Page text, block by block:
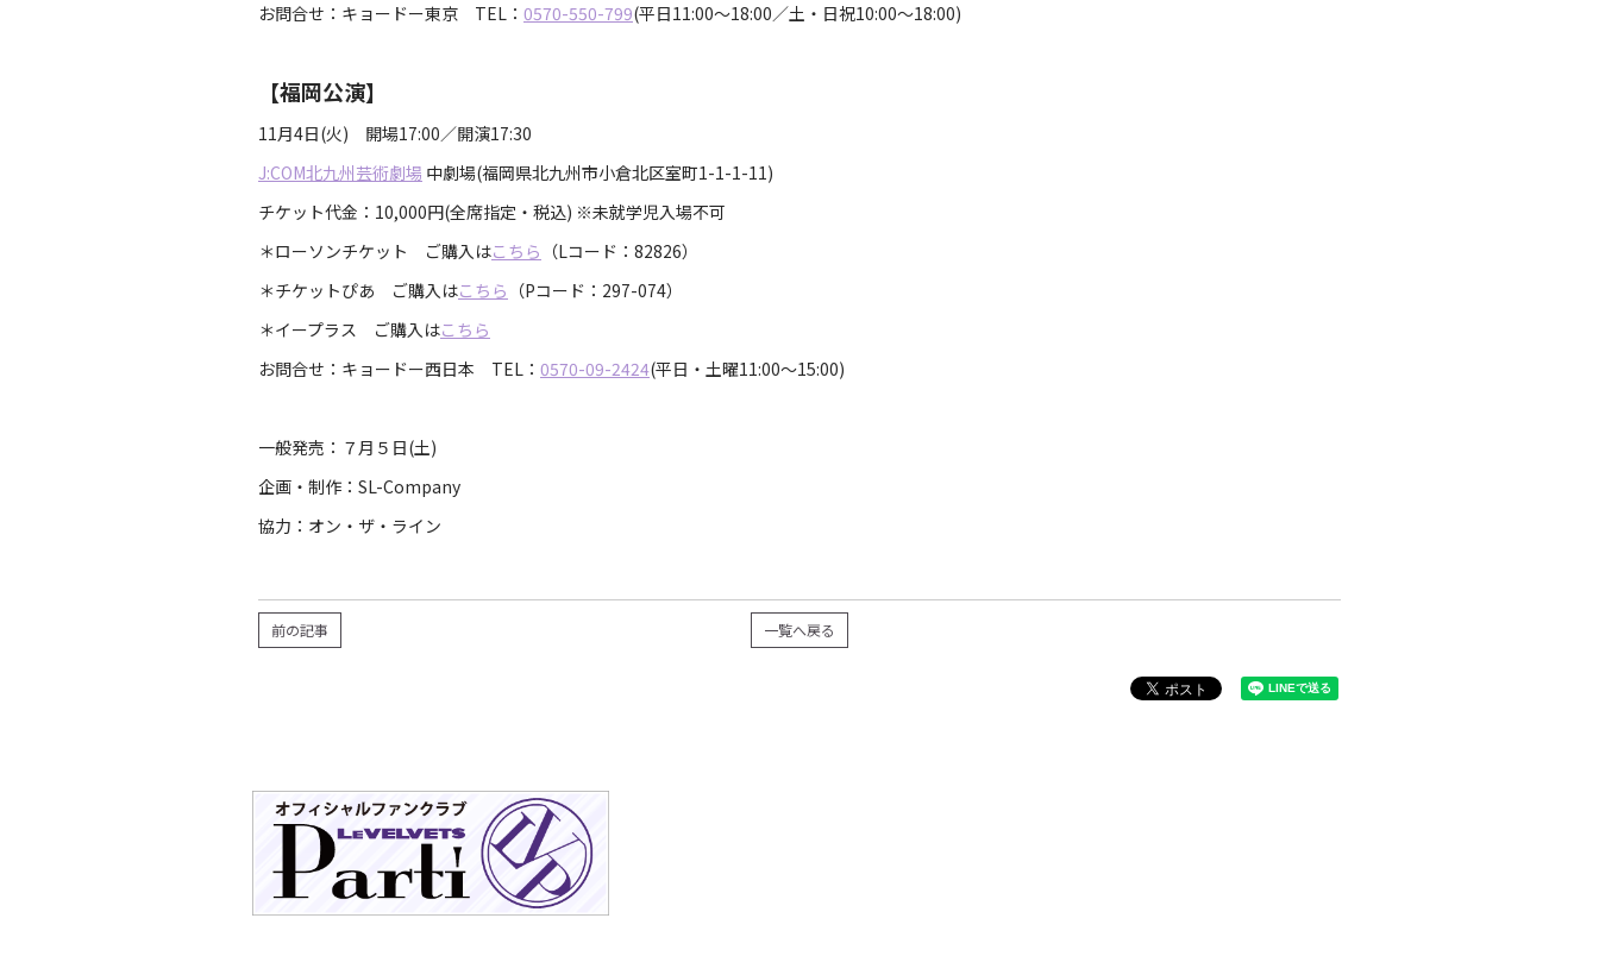
お問合せ：キョードー東京 TEL： 0570-550-799(平日11:00～18:00／土・日祝10:00～18:00)
【福岡公演】
11月4日(火) 開場17:00／開演17:30
J:COM北九州芸術劇場 中劇場(福岡県北九州市小倉北区室町1-1-1-11)
チケット代金：10,000円(全席指定・税込) ※未就学児入場不可
＊ローソンチケット ご購入はこちら （Lコード：82826）
＊チケットぴあ ご購入はこちら （Pコード：297-074）
＊イープラス ご購入はこちら
お問合せ：キョードー西日本 TEL： 0570-09-2424(平日・土曜11:00〜15:00)
一般発売：７月５日(土)
企画・制作：SL-Company
協力：オン・ザ・ライン
一覧へ戻る
前の記事